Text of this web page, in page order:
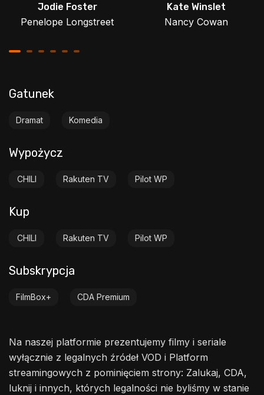
Jodie Foster
Penelope Longstreet
Kate Winslet
Nancy Cowan
Gatunek
Dramat Komedia
Wypożycz
CHILI Rakuten TV Pilot WP
Kup
CHILI Rakuten TV Pilot WP
Subskrypcja
FilmBox+ CDA Premium
Na naszej platformie prezentujemy filmy i seriale
wyłącznie z legalnych źródeł VOD i Platform
streamingowych z pominięciem strony: Zalukaj, CDA,
luknij i innych, których legalności nie byliśmy w stanie